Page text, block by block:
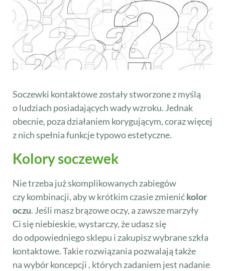
Soczewki kontaktowe zostały stworzone z myślą
o ludziach posiadających wady wzroku. Jednak
obecnie, poza działaniem korygującym, coraz więcej
z nich spełnia funkcje typowo estetyczne.
Kolory soczewek
Nie trzeba już skomplikowanych zabiegów
czy kombinacji, aby w krótkim czasie zmienićkolor
oczu. Jeśli masz brązowe oczy, a zawsze marzyły
Ci się niebieskie, wystarczy, że udasz się
do odpowiedniego sklepu i zakupisz wybrane szkła
kontaktowe. Takie rozwiązania pozwalają także
na wybór koncepcji , których zadaniem jest nadanie